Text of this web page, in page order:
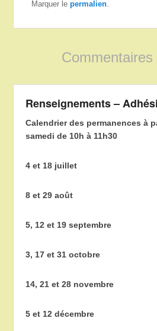
Marquer lepermalien
Commentaires
Renseignements –
Calendrier des permanences à
samedi de 10h à 11h30
4 et 18 juillet
8 et 29 août
5, 12 et 19 septembre
3, 17 et 31 octobre
14, 21 et 28 novembre
5 et 12 décembre